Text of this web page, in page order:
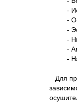
-
-
-
-
-
-
Для